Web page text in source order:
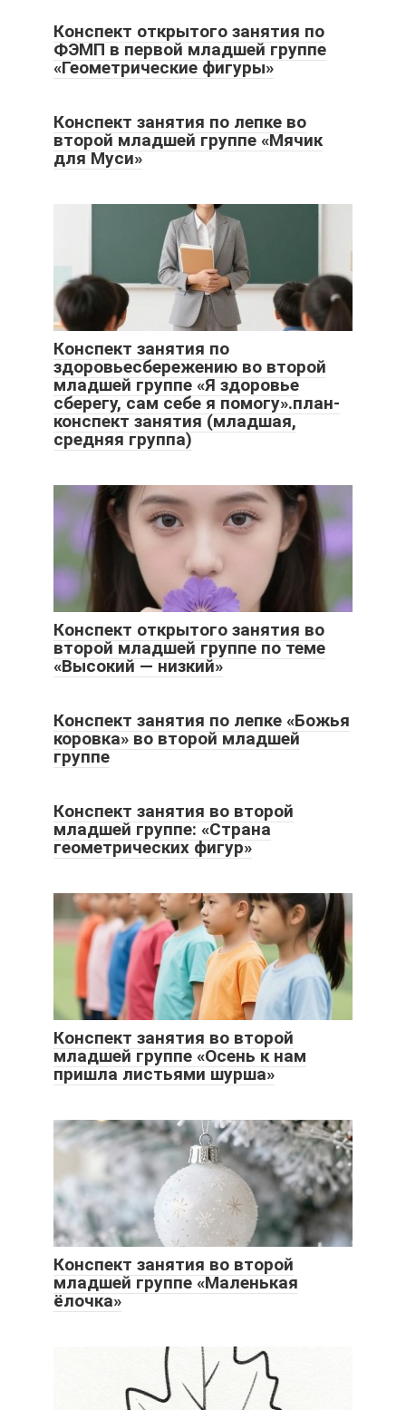
Конспект открытого занятия по
ФЭМП в первой младшей группе
«Геометрические фигуры»
Конспект занятия по лепке во
второй младшей группе «Мячик
для Муси»
Конспект занятия по
здоровьесбережению во второй
младшей группе «Я здоровье
сберегу, сам себе я помогу».план-
конспект занятия (младшая,
средняя группа)
Конспект открытого занятия во
второй младшей группе по теме
«Высокий — низкий»
Конспект занятия по лепке «Божья
коровка» во второй младшей
группе
Конспект занятия во второй
младшей группе: «Страна
геометрических фигур»
Конспект занятия во второй
младшей группе «Осень к нам
пришла листьями шурша»
Конспект занятия во второй
младшей группе «Маленькая
ёлочка»